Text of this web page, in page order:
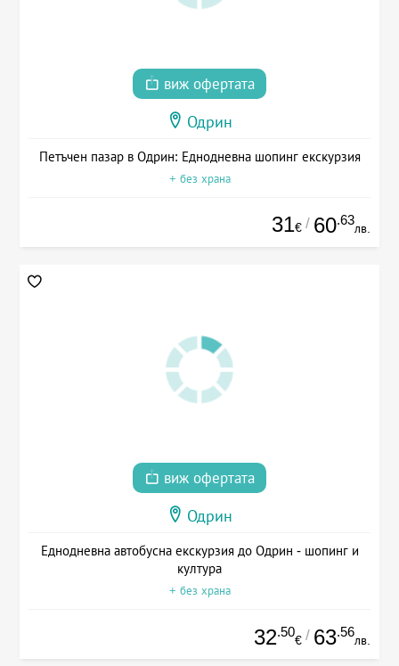
виж офертата
Одрин
Петъчен пазар в Одрин: Еднодневна шопинг екскурзия
+ без храна
31€ / 60.63
лв.
виж офертата
Одрин
Еднодневна автобусна екскурзия до Одрин - шопинг и
култура
+ без храна
32.50
€ / 63.56
лв.